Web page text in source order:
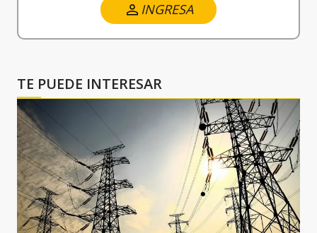
INGRESA
TE PUEDE INTERESAR